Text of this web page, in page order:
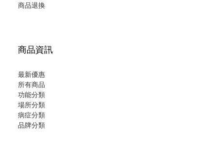
商品退換
商品資訊
最新優惠
所有商品
功能分類
場所分類
病症分類
品牌分類